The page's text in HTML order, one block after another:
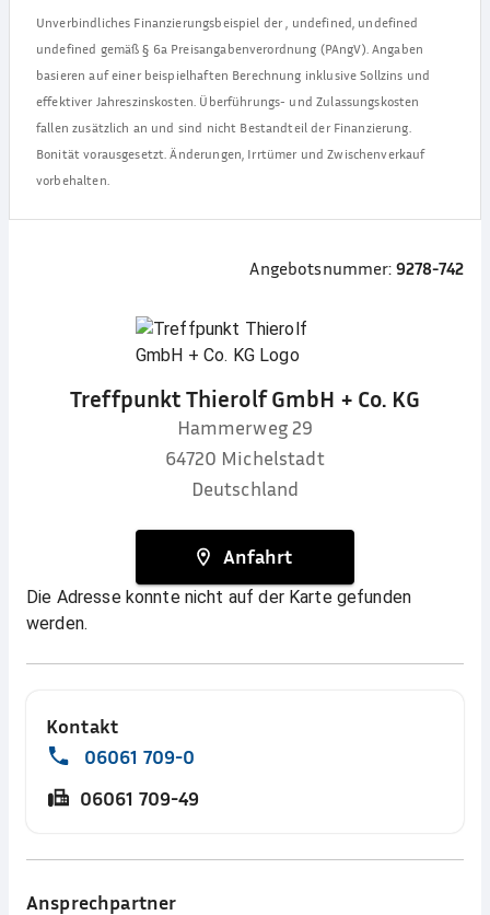
Unverbindliches Finanzierungsbeispiel der
undefined, undefined
undefined gemäß § 6a Preisangabenverordnung (PAngV). Angaben
basieren auf einer beispielhaften Berechnung inklusive Sollzins und
effektiver Jahreszinskosten. Überführungs- und Zulassungskosten
fallen zusätzlich an und sind nicht Bestandteil der Finanzierung.
Bonität vorausgesetzt. Änderungen, Irrtümer und Zwischenverkauf
vorbehalten.
Angebotsnummer: 9278-742
Treffpunkt Thierolf GmbH + Co. KG
Hammerweg 29
64720 Michelstadt
Deutschland
Anfahrt
Die Adresse konnte nicht auf der Karte gefunden
werden.
Kontakt
06061 709-0
06061 709-49
Ansprechpartner